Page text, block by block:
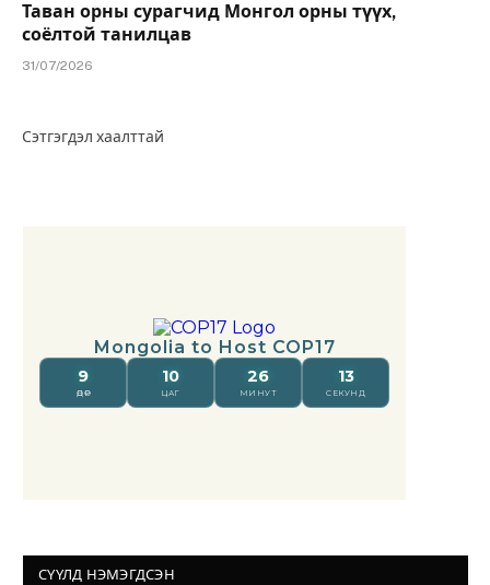
Таван орны сурагчид Монгол орны түүх,
соёлтой танилцав
31/07/2026
Сэтгэгдэл хаалттай
СҮҮЛД НЭМЭГДСЭН